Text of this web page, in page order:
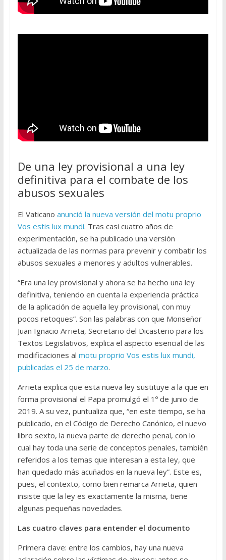
De una ley provisional a una ley
definitiva para el combate de los
abusos sexuales
El Vaticano anunció la nueva versión del motu proprio
Vos estis lux mundi. Tras casi cuatro años de
experimentación, se ha publicado una versión
actualizada de las normas para prevenir y combatir los
abusos sexuales a menores y adultos vulnerables.
“Era una ley provisional y ahora se ha hecho una ley
definitiva, teniendo en cuenta la experiencia práctica
de la aplicación de aquella ley provisional, con muy
pocos retoques”. Son las palabras con que Monseñor
Juan Ignacio Arrieta, Secretario del Dicasterio para los
Textos Legislativos, explica el aspecto esencial de las
modificaciones al motu proprio Vos estis lux mundi,
publicadas el 25 de marzo.
Arrieta explica que esta nueva ley sustituye a la que en
forma provisional el Papa promulgó el 1º de junio de
2019. A su vez, puntualiza que, “en este tiempo, se ha
publicado, en el Código de Derecho Canónico, el nuevo
libro sexto, la nueva parte de derecho penal, con lo
cual hay toda una serie de conceptos penales, también
referidos a los temas que interesan a esta ley, que
han quedado más acuñados en la nueva ley”. Este es,
pues, el contexto, como bien remarca Arrieta, quien
insiste que la ley es exactamente la misma, tiene
algunas pequeñas novedades.
Las cuatro claves para entender el documento
Primera clave: entre los cambios, hay una nueva